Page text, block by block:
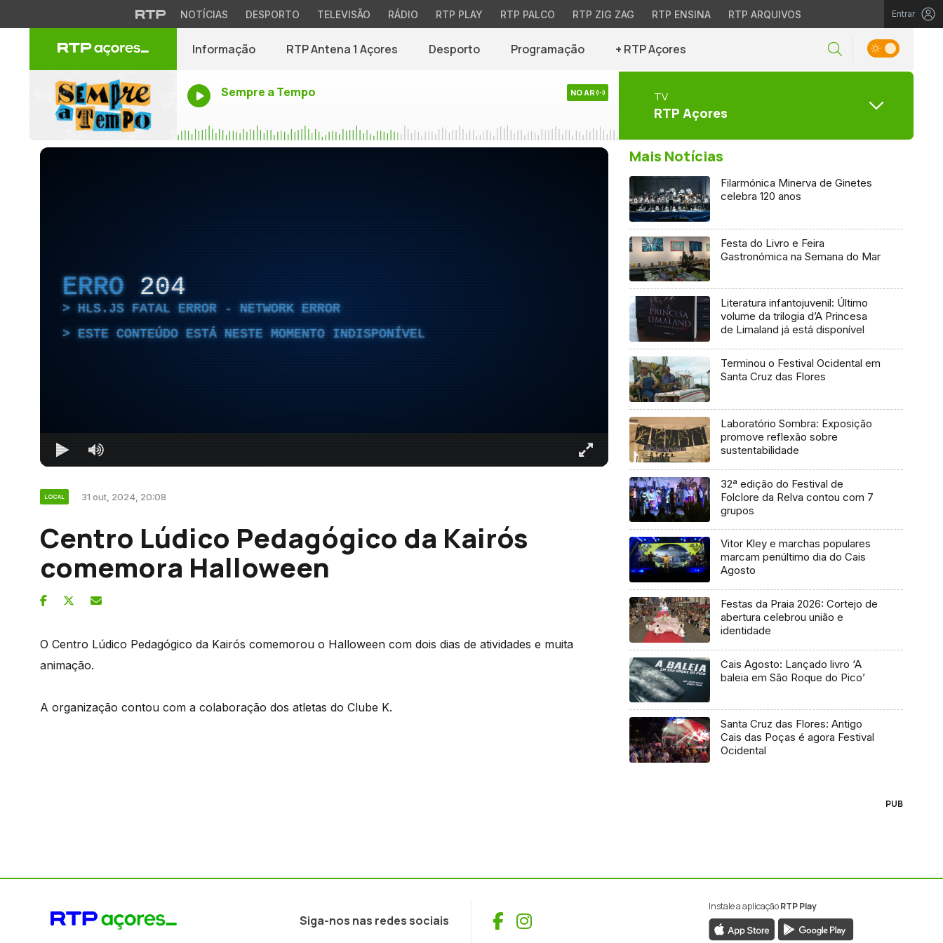
NOTÍCIAS DESPORTO TELEVISÃO RÁDIO RTP PLAY RTP PALCO RTP ZIG ZAG RTP ENSINA RTP ARQUIVOS Entrar
Informação RTP Antena 1 Açores Desporto Programação + RTP Açores
Sempre a Tempo NO AR TV
RTP Açores
ERRO 204
HLS.JS FATAL ERROR - NETWORK ERROR
ESTE CONTEÚDO ESTÁ NESTE MOMENTO INDISPONÍVEL
LOCAL 31 out, 2024, 20:08
Centro Lúdico Pedagógico da Kairós
comemora Halloween
O Centro Lúdico Pedagógico da Kairós comemorou o Halloween com dois dias de atividades e muita
animação.
A organização contou com a colaboração dos atletas do Clube K.
Mais Notícias
Filarmónica Minerva de Ginetes
celebra 120 anos
Festa do Livro e Feira
Gastronómica na Semana do Mar
Literatura infantojuvenil: Último
volume da trilogia d’A Princesa
de Limaland já está disponível
Terminou o Festival Ocidental em
Santa Cruz das Flores
Laboratório Sombra: Exposição
promove reflexão sobre
sustentabilidade
32ª edição do Festival de
Folclore da Relva contou com 7
grupos
Vitor Kley e marchas populares
marcam penúltimo dia do Cais
Agosto
Festas da Praia 2026: Cortejo de
abertura celebrou união e
identidade
Cais Agosto: Lançado livro ‘A
baleia em São Roque do Pico’
Santa Cruz das Flores: Antigo
Cais das Poças é agora Festival
Ocidental
PUB
Siga-nos nas redes sociais Facebook
Instagram
Instale a aplicaçãoRTP Play